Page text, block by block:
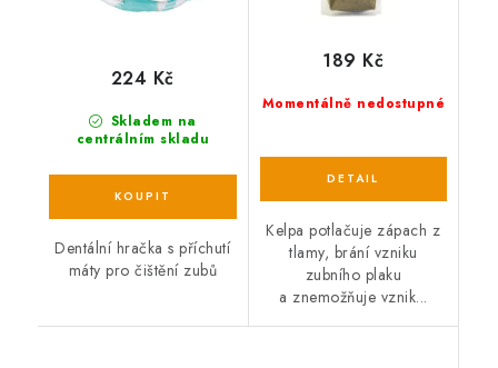
Skladem na
centrálním skladu
224 Kč
Dentální hračka s příchutí
máty pro čištění zubů
Momentálně nedostupné
189 Kč
Kelpa potlačuje zápach z
tlamy, brání vzniku
zubního plaku
a znemožňuje vznik...